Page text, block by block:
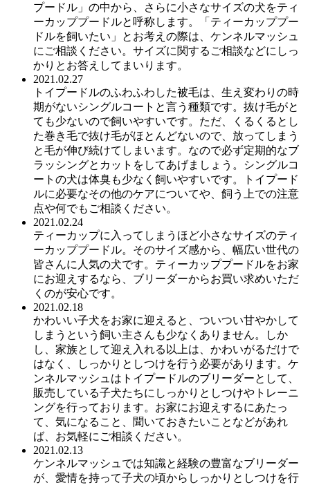
プードル」の中から、さらに小さなサイズの犬をティ
ーカッププードルと呼称します。「ティーカッププー
ドルを飼いたい」とお考えの際は、ケンネルマッシュ
にご相談ください。サイズに関するご相談などにしっ
かりとお答えしてまいります。
2021.02.27
トイプードルのふわふわした被毛は、生え変わりの時
期がないシングルコートと言う種類です。抜け毛がと
ても少ないので飼いやすいです。ただ、くるくるとし
た巻き毛で抜け毛がほとんどないので、放ってしまう
と毛が伸び続けてしまいます。なので必ず定期的なブ
ラッシングとカットをしてあげましょう。シングルコ
ートの犬は体臭も少なく飼いやすいです。トイプード
ルに必要なその他のケアについてや、飼う上での注意
点や何でもご相談ください。
2021.02.24
ティーカップに入ってしまうほど小さなサイズのティ
ーカッププードル。そのサイズ感から、幅広い世代の
皆さんに人気の犬です。ティーカッププードルをお家
にお迎えするなら、ブリーダーからお買い求めいただ
くのが安心です。
2021.02.18
かわいい子犬をお家に迎えると、ついつい甘やかして
しまうという飼い主さんも少なくありません。しか
し、家族として迎え入れる以上は、かわいがるだけで
はなく、しっかりとしつけを行う必要があります。ケ
ンネルマッシュはトイプードルのブリーダーとして、
販売している子犬たちにしっかりとしつけやトレーニ
ングを行っております。お家にお迎えするにあたっ
て、気になること、聞いておきたいことなどがあれ
ば、お気軽にご相談ください。
2021.02.13
ケンネルマッシュでは知識と経験の豊富なブリーダー
が、愛情を持って子犬の頃からしっかりとしつけを行